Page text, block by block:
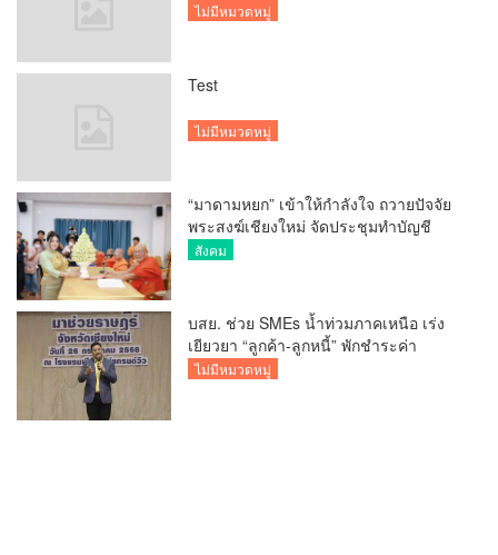
ไม่มีหมวดหมู่
Test
ไม่มีหมวดหมู่
“มาดามหยก” เข้าให้กำลังใจ ถวายปัจจัย
พระสงฆ์เชียงใหม่ จัดประชุมทำบัญชี
รายรับรายจ่ายของวัด กว่า 300 รูป ที่วัด
สังคม
บสย. ช่วย SMEs น้ำท่วมภาคเหนือ เร่ง
เยียวยา “ลูกค้า-ลูกหนี้” พักชำระค่า
ธรรมเนียม-ค่างวด
ไม่มีหมวดหมู่